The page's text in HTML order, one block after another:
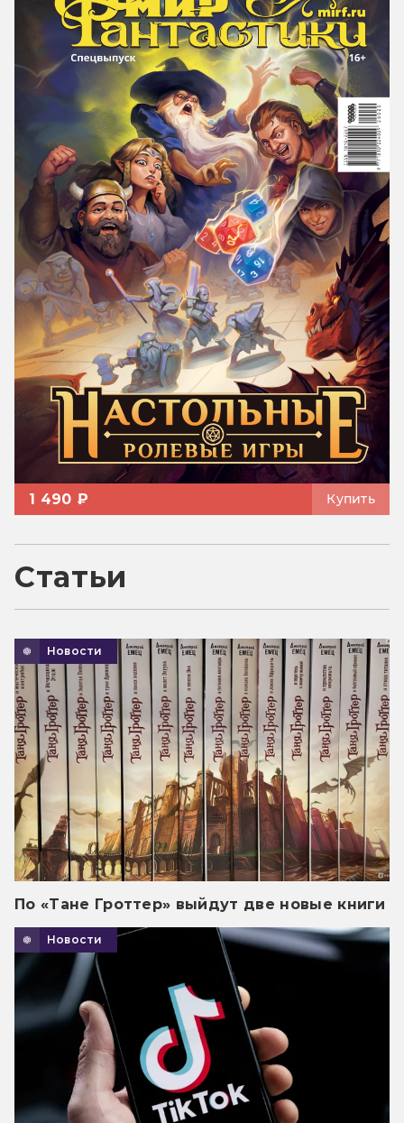
1 490 ₽ Купить
Статьи
Новости
По «Тане Гроттер» выйдут две новые книги
Новости